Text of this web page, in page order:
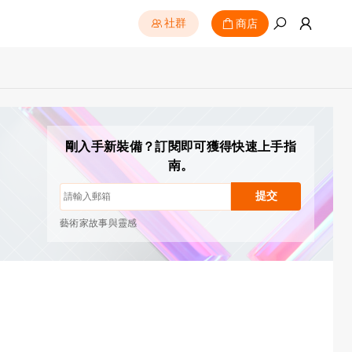
社群 商店
剛入手新裝備？訂閱即可獲得快速上手指
南。
提交
隨時一鍵退訂
繪畫教學
新品首發與專屬優惠
藝術家故事與靈感
每月 1–2 封，絕不垃圾郵件
電子郵件僅用於發送您請求的內容
隨時一鍵退訂